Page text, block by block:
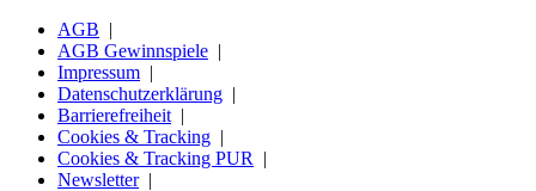
AGB
AGB Gewinnspiele
Impressum
Datenschutzerklärung
Barrierefreiheit
Cookies & Tracking
Cookies & Tracking PUR
Newsletter